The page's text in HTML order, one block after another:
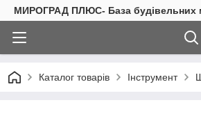
МИРОГРАД ПЛЮС- База будівельних
Каталог товарів Інструмент